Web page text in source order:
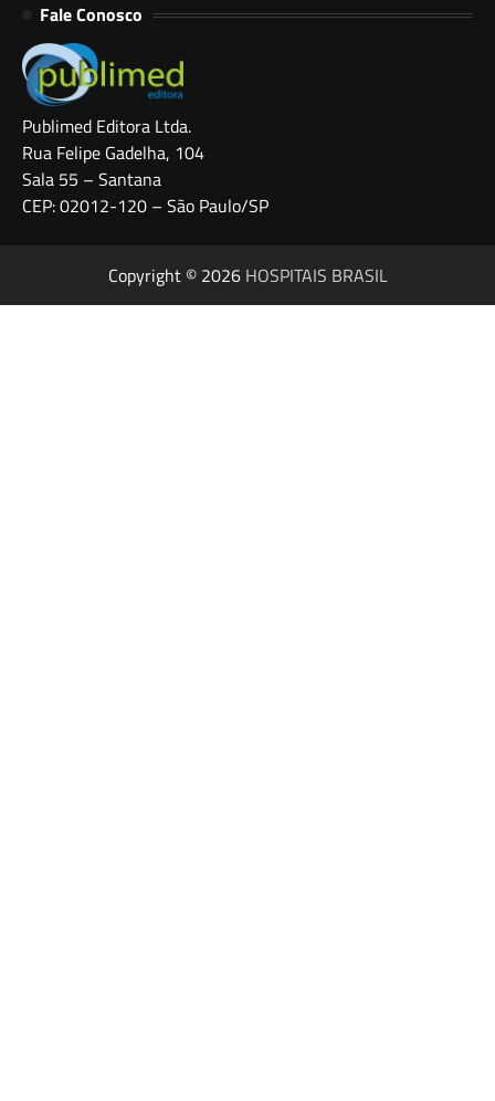
Fale Conosco
Publimed Editora Ltda.
Rua Felipe Gadelha, 104
Sala 55 – Santana
CEP: 02012-120 – São Paulo/SP
Copyright © 2026 HOSPITAIS BRASIL